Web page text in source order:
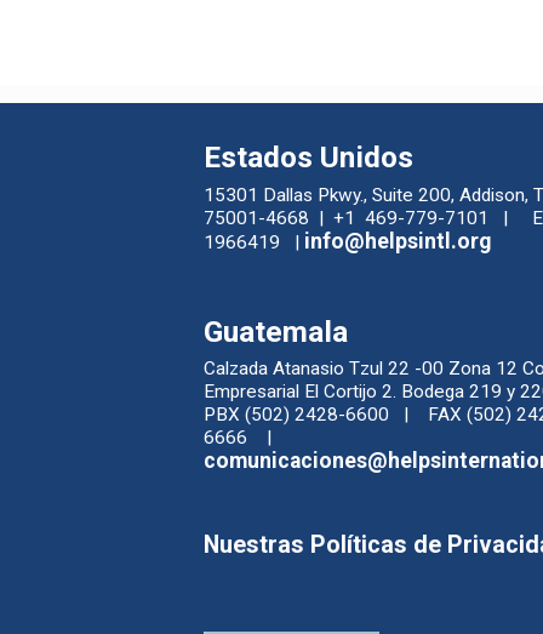
Estados Unidos
15301 Dallas Pkwy., Suite 200, Addison,
75001-4668 | +1 469-779-7101 |
1966419 | info@helpsintl.org
Guatemala
Calzada Atanasio Tzul 22 -00 Zona 12
Empresarial El Cortijo 2. Bodega 219
PBX (502) 2428-6600 | FAX (502)
6666 |
Nuestras Políticas de